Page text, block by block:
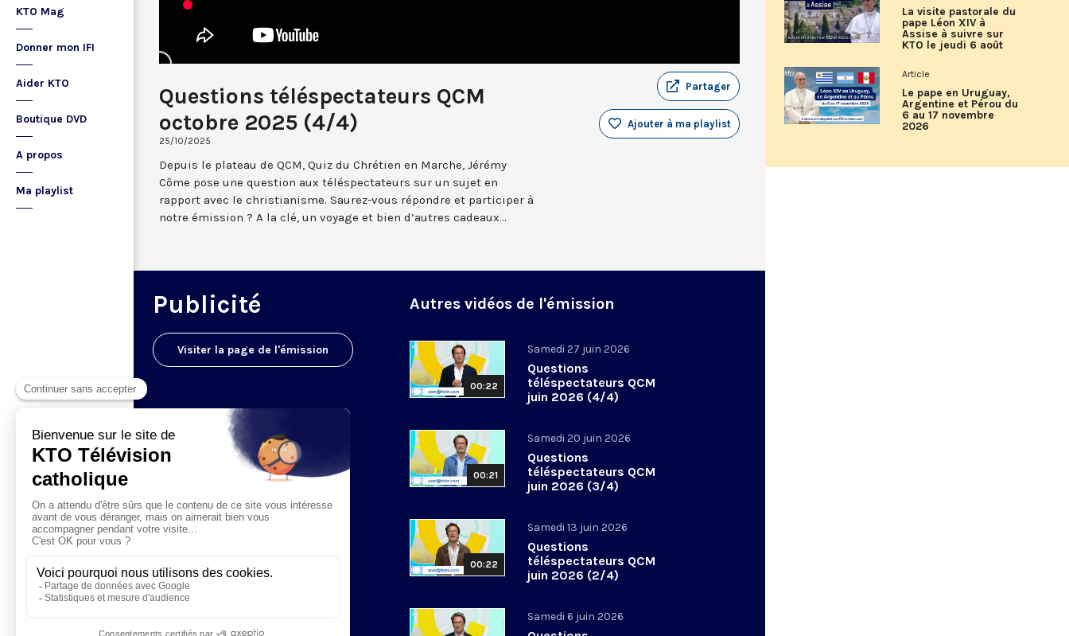
KTO Mag
Donner mon IFI
Aider KTO
Boutique DVD
A propos
Ma playlist
Questions téléspectateurs QCM
octobre 2025 (4/4)
25/10/2025
Partager
Ajouter à ma playlist
Depuis le plateau de QCM, Quiz du Chrétien en Marche, Jérémy
Côme pose une question aux téléspectateurs sur un sujet en
rapport avec le christianisme. Saurez-vous répondre et participer à
notre émission ? A la clé, un voyage et bien d’autres cadeaux...
Publicité
Visiter la page de l'émission
Autres vidéos de l'émission
00:22
Samedi 27 juin 2026
Questions
téléspectateurs QCM
juin 2026 (4/4)
00:21
Samedi 20 juin 2026
Questions
téléspectateurs QCM
juin 2026 (3/4)
00:22
Samedi 13 juin 2026
Questions
téléspectateurs QCM
juin 2026 (2/4)
Samedi 6 juin 2026
La visite pastorale du
pape Léon XIV à
Assise à suivre sur
KTO le jeudi 6 août
Article
Le pape en Uruguay,
Argentine et Pérou du
6 au 17 novembre
2026